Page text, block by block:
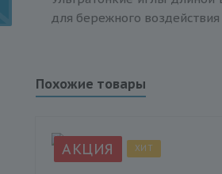
для бережного
Похожие товары
АКЦИЯ ХИТ